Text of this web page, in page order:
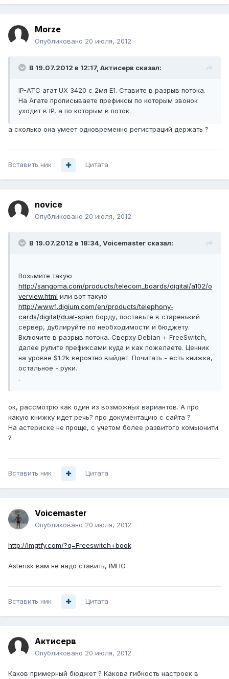
Morze
Опубликовано 20 июля, 2012
В 19.07.2012 в 12:17, Актисерв сказал:
IP-АТС агат UX 3420 с 2мя Е1. Ставите в разрыв потока.
На Агате прописываете префиксы по которым звонок
уходит в IP, а по которым в поток.
а сколько она умеет одновременно регистраций держать ?
Вставить ник Цитата
novice
Опубликовано 20 июля, 2012
В 19.07.2012 в 18:34, Voicemaster сказал:
Возьмите такую
http://sangoma.com/products/telecom_boards/digital/a102/o
verview.html или вот такую
http://www1.digium.com/en/products/telephony-
cards/digital/dual-span борду, поставьте в старенький
сервер, дублируйте по необходимости и бюджету.
Включите в разрыв потока. Сверху Debian + FreeSwitch,
далее рулите префиксами куда и как пожелаете. Ценник
на уровне $1.2k вероятно выйдет. Почитать - есть книжка,
остальное - руки.
.
ок, рассмотрю как один из возможных вариантов. А про
какую книжку идет речь? про документацию с сайта ?
На астериске не проще, с учетом более развитого комьюнити
?
Вставить ник Цитата
Voicemaster
Опубликовано 20 июля, 2012
http://lmgtfy.com/?q=Freeswitch+book
Asterisk вам не надо ставить, IMHO.
Вставить ник Цитата
Актисерв
Опубликовано 20 июля, 2012
Каков примерный бюджет ? Какова гибкость настроек в